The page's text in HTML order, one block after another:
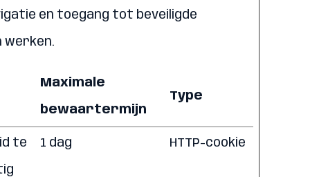
en toegang tot beveiligde
werken.
Maximale
bewaartermijn
Type
te 1 dag HTTP-cookie